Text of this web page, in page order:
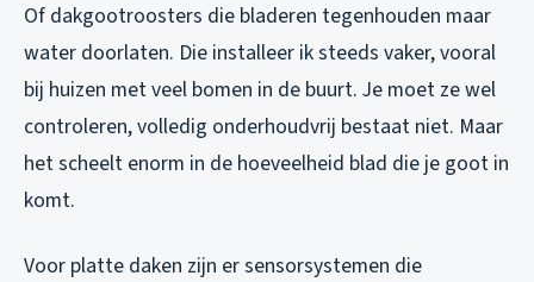
Of dakgootroosters die bladeren tegenhouden maar
water doorlaten. Die installeer ik steeds vaker, vooral
bij huizen met veel bomen in de buurt. Je moet ze wel
controleren, volledig onderhoudvrij bestaat niet. Maar
het scheelt enorm in de hoeveelheid blad die je goot in
komt.
Voor platte daken zijn er sensorsystemen die